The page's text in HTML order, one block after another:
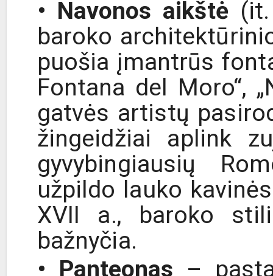
• Navonos aikštė
baroko
puošia įmantrūs
Fontana del Moro“,
gatvės artistų
žingeidžiai aplink
gyvybingiausių
užpildo lauko
XVII a., baroko
bažnyčia.
• Panteonas –